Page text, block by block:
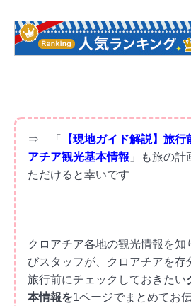
⇒ 「
【現地ガイド解説】旅
アチア観光基本情報 」も旅の
ただけると幸いです
クロアチア各地の観光情報を知
びスタッフが、クロアチアを存
旅行前にチェックしておきたい
本情報を1ページでまとめてお